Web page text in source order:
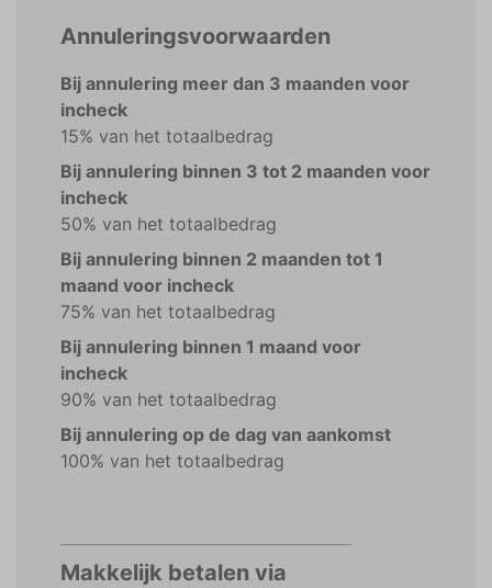
Annuleringsvoorwaarden
Bij annulering meer dan 3 maanden voor
incheck
15% van het totaalbedrag
Bij annulering binnen 3 tot 2 maanden voor
incheck
50% van het totaalbedrag
Bij annulering binnen 2 maanden tot 1
maand voor incheck
75% van het totaalbedrag
Bij annulering binnen 1 maand voor
incheck
90% van het totaalbedrag
Bij annulering op de dag van aankomst
100% van het totaalbedrag
Makkelijk betalen via